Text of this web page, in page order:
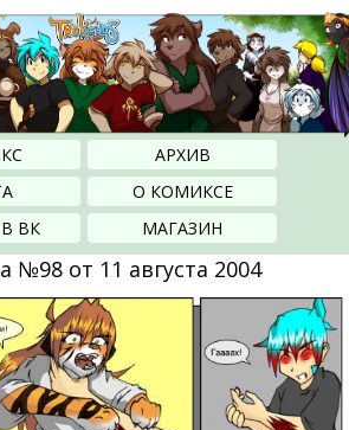
АРХИВ
О КОМИКСЕ
ВК
МАГАЗИН
№98 от 11 августа 2004